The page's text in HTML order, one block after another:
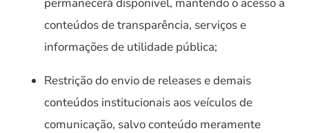
conteúdos de transparência, serviços e
informações de utilidade pública;
Restrição do envio de releases e demais
conteúdos institucionais aos veículos de
comunicação, salvo conteúdo meramente